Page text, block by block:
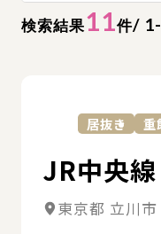
検索結果11件/
居抜き 重
JR中央
東京都 立川